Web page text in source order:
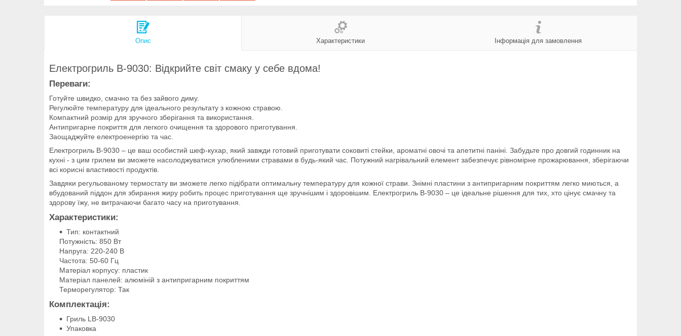
Опис Характеристики Інформація для замовлення
Електрогриль B-9030: Відкрийте світ смаку у себе вдома!
Переваги:
Готуйте швидко, смачно та без зайвого диму.
Регулюйте температуру для ідеального результату з кожною стравою.
Компактний розмір для зручного зберігання та використання.
Антипригарне покриття для легкого очищення та здорового приготування.
Заощаджуйте електроенергію та час.
Електрогриль B-9030 – це ваш особистий шеф-кухар, який завжди готовий приготувати соковиті стейки, ароматні овочі та апетитні паніні. Забудьте про довгий годинник на
кухні - з цим грилем ви зможете насолоджуватися улюбленими стравами в будь-який час. Потужний нагрівальний елемент забезпечує рівномірне прожарювання, зберігаючи
всі корисні властивості продуктів.
Завдяки регульованому термостату ви зможете легко підібрати оптимальну температуру для кожної страви. Знімні пластини з антипригарним покриттям легко миються, а
вбудований піддон для збирання жиру робить процес приготування ще зручнішим і здоровішим. Електрогриль B-9030 – це ідеальне рішення для тих, хто цінує смачну та
здорову їжу, не витрачаючи багато часу на приготування.
Характеристики:
Тип: контактний
Потужність: 850 Вт
Напруга: 220-240 В
Частота: 50-60 Гц
Матеріал корпусу: пластик
Матеріал панелей: алюміній з антипригарним покриттям
Терморегулятор: Так
Комплектація:
Гриль LB-9030
Упаковка